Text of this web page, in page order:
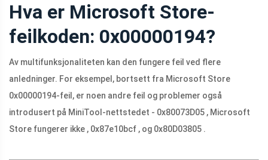
Hva er Microsoft Store-
feilkoden: 0x00000194?
Av multifunksjonaliteten kan den fungere feil ved flere
anledninger. For eksempel, bortsett fra Microsoft Store
0x00000194-feil, er noen andre feil og problemer også
introdusert på MiniTool-nettstedet - 0x80073D05 , Microsoft
Store fungerer ikke , 0x87e10bcf , og 0x80D03805 .